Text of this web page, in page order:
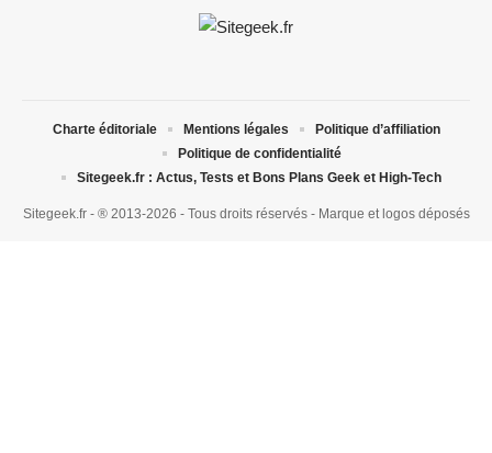
Sitegeek.fr - ® 2013-2026 - Tous droits réservés - Marque et logos déposés
Charte éditoriale Mentions légales
Politique d’affiliation
Politique de confidentialité
Sitegeek.fr : Actus, Tests et Bons Plans Geek et High-Tech